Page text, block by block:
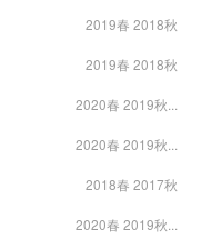
2019春 2018秋
2019春 2018秋
2020春 2019秋...
2020春 2019秋...
2018春 2017秋
2020春 2019秋...